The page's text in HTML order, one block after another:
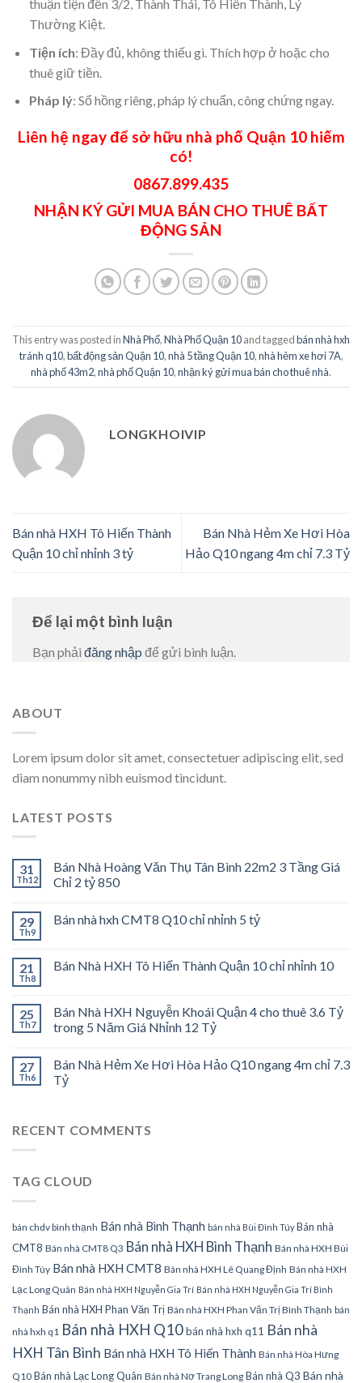
thuận tiện đến 3/2, Thành Thái, Tô Hiến Thành, Lý
Thường Kiệt.
Tiện ích: Đầy đủ, không thiếu gì. Thích hợp ở hoặc cho
thuê giữ tiền.
Pháp lý: Sổ hồng riêng, pháp lý chuẩn, công chứng ngay.
Liên hệ ngay để sở hữu nhà phố Quận 10hiếm
có!
0867.899.435
NHẬN KÝ GỬI MUA BÁN CHO THUÊ BẤT
ĐỘNG SẢN
This entry was posted inNhà Phố,Nhà Phố Quận 10and taggedbán nhà hxh
tránh q10,bất động sản Quận 10,nhà 5 tầng Quận 10,nhà hẻm xe hơi 7A,
nhà phố 43m2,nhà phố Quận 10,nhận ký gửi mua bán cho thuê nhà.
LONGKHOIVIP
Bán nhà HXH Tô Hiến Thành
Quận 10 chỉ nhỉnh 3 tỷ
Bán Nhà Hẻm Xe Hơi Hòa
Hảo Q10 ngang 4m chỉ 7.3 Tỷ
Để lại một bình luận
Bạn phải đăng nhập để gửi bình luận.
ABOUT
Lorem ipsum dolor sit amet, consectetuer adipiscing elit, sed
diam nonummy nibh euismod tincidunt.
LATEST POSTS
31
Th12
Bán Nhà Hoàng Văn Thụ Tân Bình 22m2 3 Tầng Giá
Chỉ 2 tỷ 850
29
Th9
Bán nhà hxh CMT8 Q10 chỉ nhỉnh 5 tỷ
21
Th8
Bán Nhà HXH Tô Hiến Thành Quận 10 chỉ nhỉnh 10
25
Th7
Bán Nhà HXH Nguyễn Khoái Quận 4 cho thuê 3.6 Tỷ
trong 5 Năm Giá Nhỉnh 12 Tỷ
27
Th6
Bán Nhà Hẻm Xe Hơi Hòa Hảo Q10 ngang 4m chỉ 7.3
Tỷ
RECENT COMMENTS
TAG CLOUD
bán chdv bình thạnh Bán nhà Bình Thạnh bán nhà Bùi Đình Túy Bán nhà
CMT8 Bán nhà CMT8 Q3 Bán nhà HXH Bình Thạnh Bán nhà HXH Bùi
Đình Túy Bán nhà HXH CMT8 Bán nhà HXH Lê Quang Định Bán nhà HXH
Lạc Long Quân Bán nhà HXH Nguyễn Gia Trí Bán nhà HXH Nguyễn Gia Trí Bình
Thạnh Bán nhà HXH Phan Văn Trị Bán nhà HXH Phan Văn Trị Bình Thạnh bán
nhà hxh q1 Bán nhà HXH Q10bán nhà hxh q11 Bán nhà
HXH Tân Bình Bán nhà HXH Tô Hiến Thành Bán nhà Hòa Hưng
Q10 Bán nhà Lạc Long Quân Bán nhà Nơ Trang Long Bán nhà Q3 Bán nhà